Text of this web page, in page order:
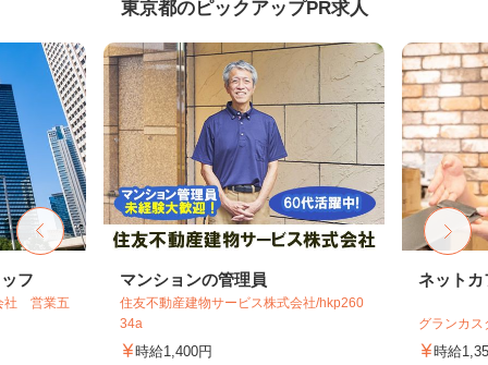
東京都のピックアップPR求人
フ
社 営業五
マンションの管理員
住友不動産建物サービス株式会社/hkp260
34a
時給1,400円
ネットカ
グランカ
時給